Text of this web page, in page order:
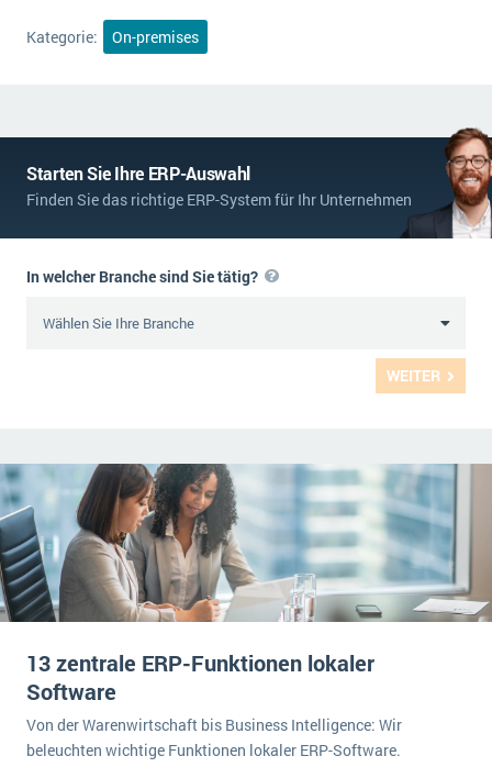
Kategorie: On-premises
Starten Sie Ihre ERP-Auswahl
Finden Sie das richtige ERP-System für Ihr Unternehmen
WEITER
In welcher Branche sind Sie tätig?
13 zentrale ERP-Funktionen lokaler
Software
Von der Warenwirtschaft bis Business Intelligence: Wir
beleuchten wichtige Funktionen lokaler ERP-Software.